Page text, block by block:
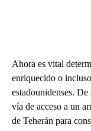
Ahora es vital
enriquecido o
estadounidenses.
vía de acceso a un
de Teherán para